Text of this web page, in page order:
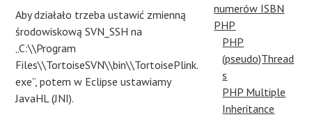
Aby działało trzeba ustawić zmienną
środowiskową SVN_SSH na
„C:\\Program
Files\\TortoiseSVN\\bin\\TortoisePlink.
exe”, potem w Eclipse ustawiamy
JavaHL (JNI).
numerów ISBN
PHP
PHP
(pseudo)Thread
s
PHP Multiple
Inheritance